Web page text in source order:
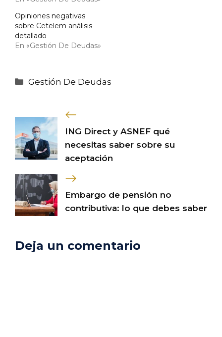
Opiniones negativas
sobre Cetelem análisis
detallado
En «Gestión De Deudas»
Categorías
Gestión De Deudas
ING Direct y ASNEF qué
necesitas saber sobre su
aceptación
Embargo de pensión no
contributiva: lo que debes saber
Deja un comentario